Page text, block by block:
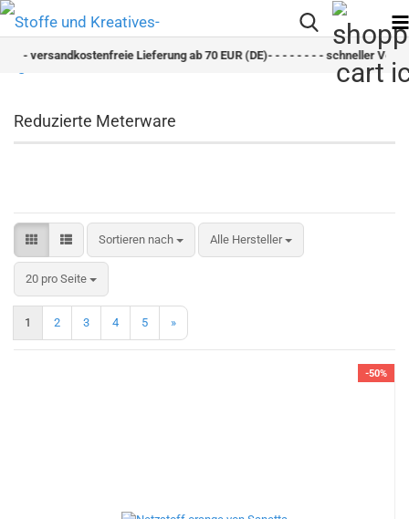
Lieferung ab 70 EUR (DE)- - - - - - - - schneller Versand - - -
Reduzierte Meterware
Sortieren nach
Sortieren nach Alle Hersteller
20 pro Seite
pro Seite
1 2 3 4 5 »
-50%